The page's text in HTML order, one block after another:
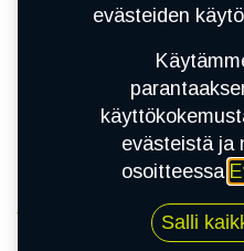
185/70R14 88H TOYO
evästeiden
evästeistä ja
osoitteessa
Salli